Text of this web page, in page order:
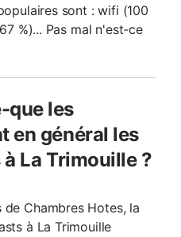
sont : wifi (100
%)... Pas mal n'est-ce
que les
en général les
La Trimouille ?
de Chambres Hotes, la
à La Trimouille